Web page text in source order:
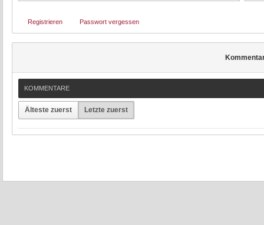
Registrieren Passwort vergessen
KOMMENTARE
Älteste zuerst Letzte zuerst